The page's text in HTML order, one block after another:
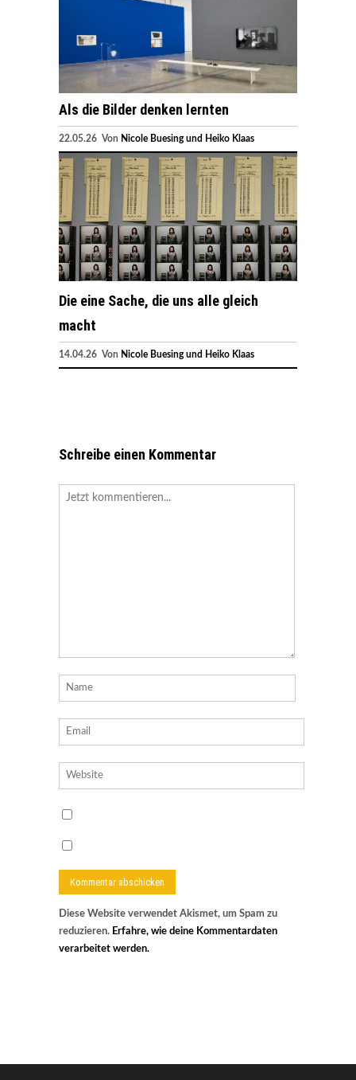
Als die Bilder denken lernten
22.05.26 Von Nicole Buesing und Heiko Klaas
Die eine Sache, die uns alle gleich
macht
14.04.26 Von Nicole Buesing und Heiko Klaas
Schreibe einen Kommentar
Diese Website verwendet Akismet, um Spam zu
reduzieren. Erfahre, wie deine Kommentardaten
verarbeitet werden.